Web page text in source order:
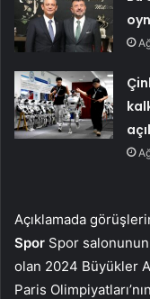
Açıklamada
Spor Spor
olan 2024 Büyükler
Paris